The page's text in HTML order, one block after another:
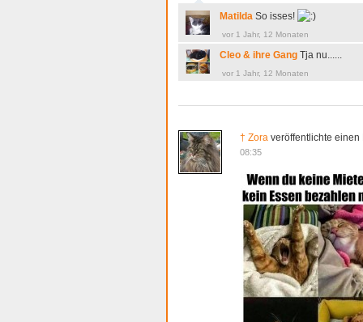
Matilda So isses!
vor 1 Jahr, 12 Monaten
Cleo & ihre Gang Tja nu......
vor 1 Jahr, 12 Monaten
† Zora veröffentlichte einen
08:35